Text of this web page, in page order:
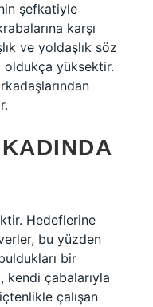
şefkatiyle
karşı
ve yoldaşlık söz
yüksektir.
Hedeflerine
bu yüzden
bir
kendi çabalarıyla
çalışan